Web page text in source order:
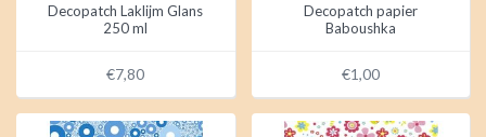
Decopatch Laklijm Glans
250 ml
€7,80
Decopatch papier
Baboushka
€1,00